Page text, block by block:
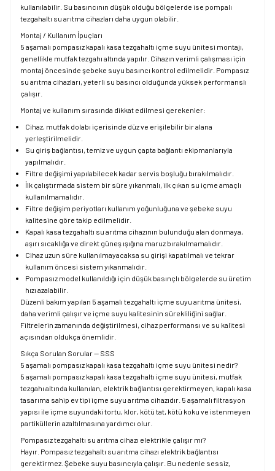
kullanılabilir. Su basıncının düşük olduğu bölgelerde ise pompalı
tezgahaltı su arıtma cihazları daha uygun olabilir.
Montaj / Kullanım İpuçları
5 aşamalı pompasız kapalı kasa tezgahaltı içme suyu ünitesi montajı,
genellikle mutfak tezgahı altında yapılır. Cihazın verimli çalışması için
montaj öncesinde şebeke suyu basıncı kontrol edilmelidir. Pompasız
su arıtma cihazları, yeterli su basıncı olduğunda yüksek performanslı
çalışır.
Montaj ve kullanım sırasında dikkat edilmesi gerekenler:
Cihaz, mutfak dolabı içerisinde düz ve erişilebilir bir alana
yerleştirilmelidir.
Su giriş bağlantısı, temiz ve uygun çapta bağlantı ekipmanlarıyla
yapılmalıdır.
Filtre değişimi yapılabilecek kadar servis boşluğu bırakılmalıdır.
İlk çalıştırmada sistem bir süre yıkanmalı, ilk çıkan su içme amaçlı
kullanılmamalıdır.
Filtre değişim periyotları kullanım yoğunluğuna ve şebeke suyu
kalitesine göre takip edilmelidir.
Kapalı kasa tezgahaltı su arıtma cihazının bulunduğu alan donmaya,
aşırı sıcaklığa ve direkt güneş ışığına maruz bırakılmamalıdır.
Cihaz uzun süre kullanılmayacaksa su girişi kapatılmalı ve tekrar
kullanım öncesi sistem yıkanmalıdır.
Pompasız model kullanıldığı için düşük basınçlı bölgelerde su üretim
hızı azalabilir.
Düzenli bakım yapılan 5 aşamalı tezgahaltı içme suyu arıtma ünitesi,
daha verimli çalışır ve içme suyu kalitesinin sürekliliğini sağlar.
Filtrelerin zamanında değiştirilmesi, cihaz performansı ve su kalitesi
açısından oldukça önemlidir.
Sıkça Sorulan Sorular — SSS
5 aşamalı pompasız kapalı kasa tezgahaltı içme suyu ünitesi nedir?
5 aşamalı pompasız kapalı kasa tezgahaltı içme suyu ünitesi, mutfak
tezgahı altında kullanılan, elektrik bağlantısı gerektirmeyen, kapalı kasa
tasarıma sahip ev tipi içme suyu arıtma cihazıdır. 5 aşamalı filtrasyon
yapısı ile içme suyundaki tortu, klor, kötü tat, kötü koku ve istenmeyen
partiküllerin azaltılmasına yardımcı olur.
Pompasız tezgahaltı su arıtma cihazı elektrikle çalışır mı?
Hayır. Pompasız tezgahaltı su arıtma cihazı elektrik bağlantısı
gerektirmez. Şebeke suyu basıncıyla çalışır. Bu nedenle sessiz,